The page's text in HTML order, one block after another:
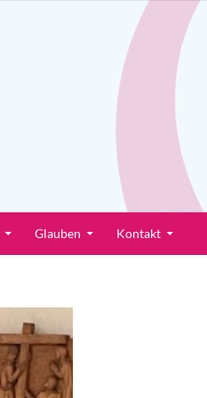
Glauben Kontakt